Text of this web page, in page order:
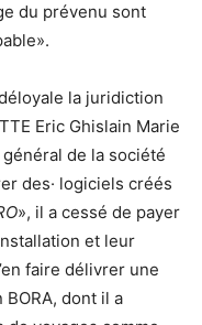
du prévenu sont
la juridiction
Eric Ghislain Marie
de la société
des· logiciels créés
», il a cessé de payer
et leur
faire délivrer une
dont il a